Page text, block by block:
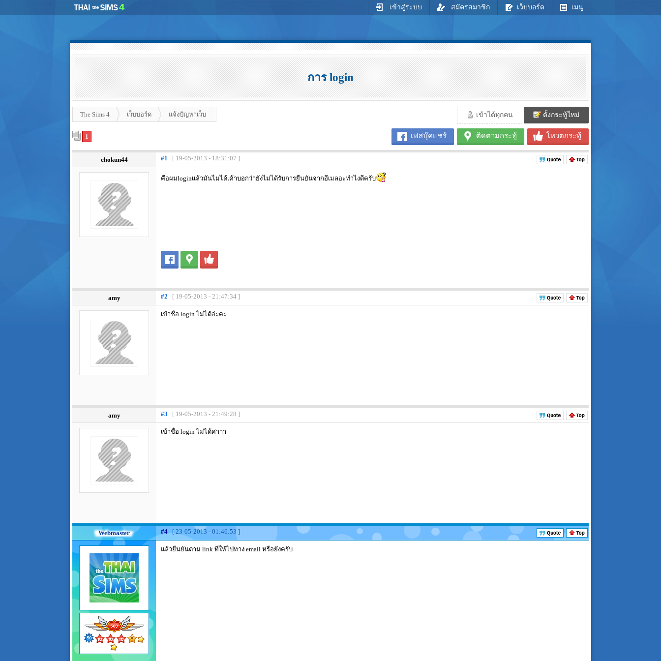
เข้าสู่ระบบ สมัครสมาชิก เว็บบอร์ด เมนู
การ login
The Sims 4 เว็บบอร์ด แจ้งปัญหาเว็บ เข้าได้ทุกคน ตั้งกระทู้ใหม่
เฟสบุ๊คแชร์ ติดตามกระทู้ โหวตกระทู้
1
chokun44 #1 [ 19-05-2013 - 18:31:07 ]
คือผมloginเเล้วมันไม่ได้เค้าบอกว่ายังไม่ได้รับการยืนยันจากอีเมลอะทำไงดีครับ
amy #2 [ 19-05-2013 - 21:47:34 ]
เข้าชื่อ login ไม่ได้อ่ะคะ
amy #3 [ 19-05-2013 - 21:49:28 ]
เข้าชื่อ login ไม่ได้ค่าาา
Webmaster #4 [ 23-05-2013 - 01:46:53 ]
แล้วยืนยันตาม link ที่ให้ไปทาง email หรือยังครับ